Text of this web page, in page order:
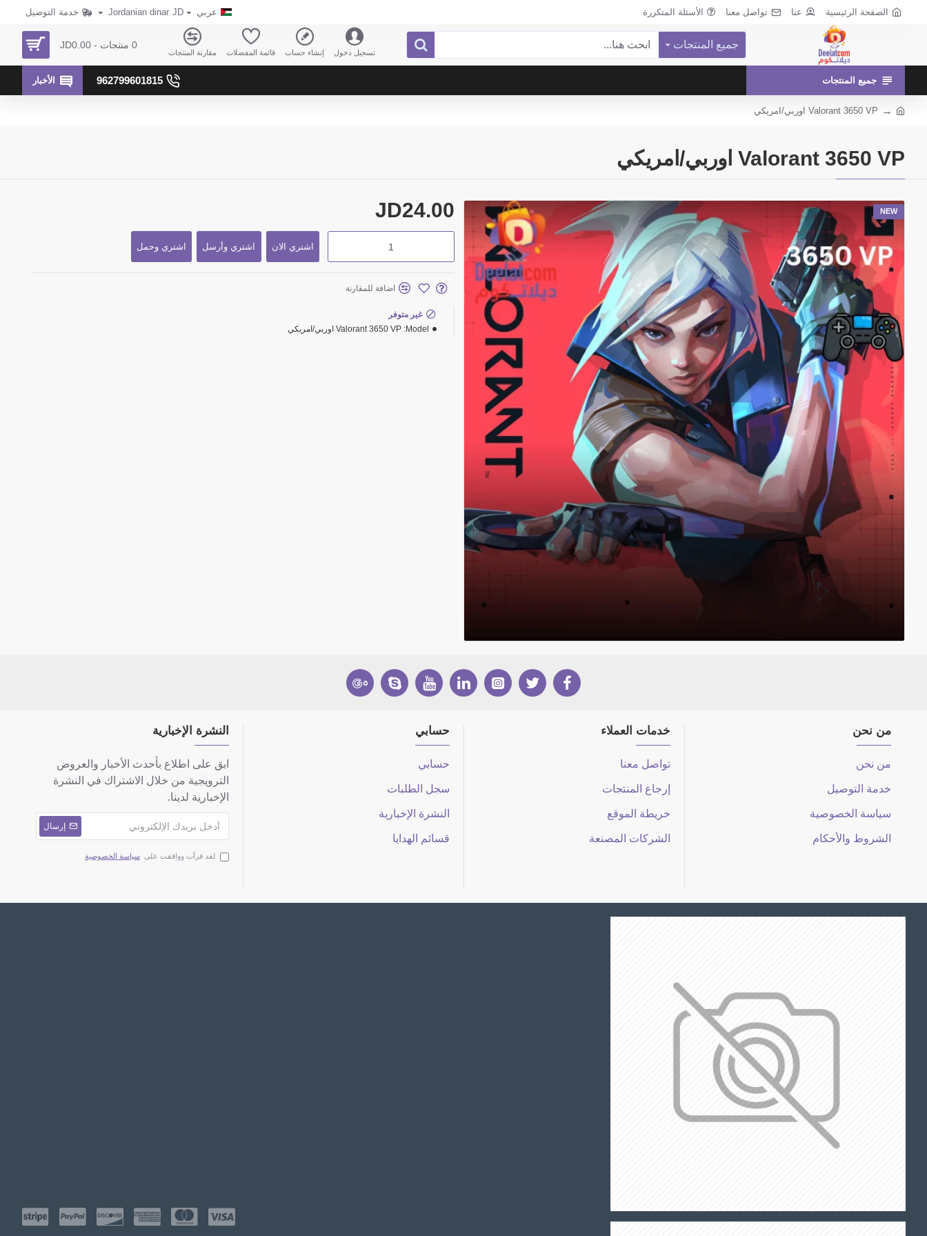
الصفحة الرئيسية عنا تواصل معنا الأسئلة المتكررة عربي JD
Jordanian dinar خدمة التوصيل
جميع المنتجات
تسجيل دخول إنشاء حساب قائمة المفضلات مقارنة المنتجات
0 منتجات - JD0.00
جميع المنتجات 962799601815 الأخبار
Valorant 3650 VP اوربي/امريكي
Valorant 3650 VP اوربي/امريكي
JD24.00
اشتري الان اشتري وأرسل اشتري وحمل
اضافة للمقارنة
غير متوفر
Model: Valorant 3650 VP اوربي/امريكي
NEW
من نحن
من نحن
خدمة التوصيل
سياسة الخصوصية
الشروط والأحكام
خدمات العملاء
تواصل معنا
إرجاع المنتجات
خريطة الموقع
الشركات المصنعة
حسابي
حسابي
سجل الطلبات
النشرة الإخبارية
قسائم الهدايا
النشرة الإخبارية
ابق على اطلاع بأحدث الأخبار والعروض
الترويجية من خلال الاشتراك في النشرة
الإخبارية لدينا.
إرسال
لقد قرأت ووافقت على سياسة الخصوصية